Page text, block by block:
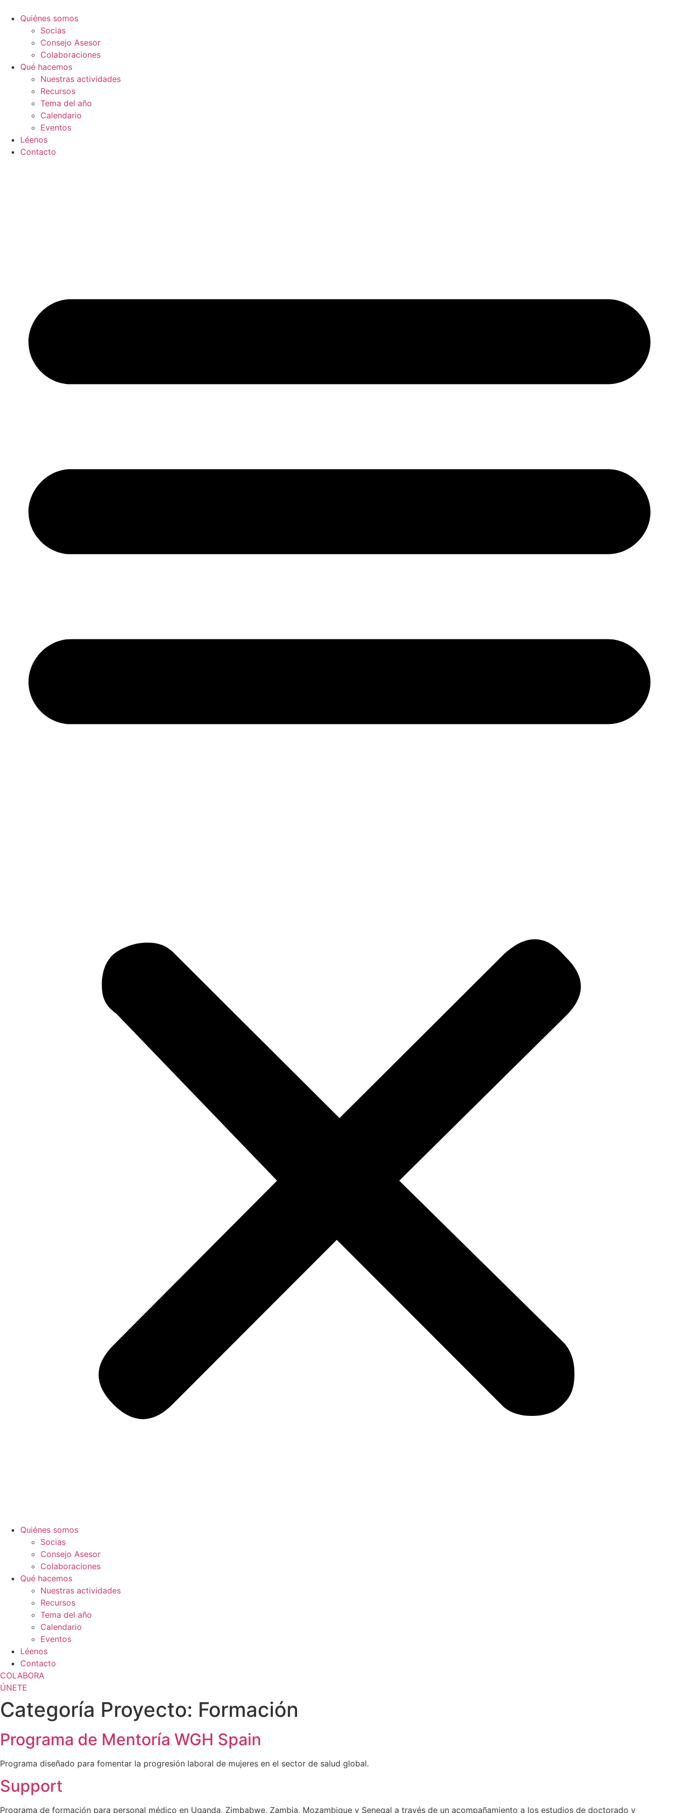
contenido
Quiénes somos
Socias
Consejo Asesor
Colaboraciones
Qué hacemos
Nuestras actividades
Recursos
Tema del año
Calendario
Eventos
Léenos
Contacto
Quiénes somos
Socias
Consejo Asesor
Colaboraciones
Qué hacemos
Nuestras actividades
Recursos
Tema del año
Calendario
Eventos
Léenos
Contacto
COLABORA
ÚNETE
Categoría Proyecto: Formación
Programa de Mentoría WGH Spain
Programa diseñado para fomentar la progresión laboral de mujeres en el sector de salud global.
Support
Programa de formación para personal médico en Uganda, Zimbabwe, Zambia, Mozambique y Senegal a través de un acompañamiento a los estudios de doctorado y